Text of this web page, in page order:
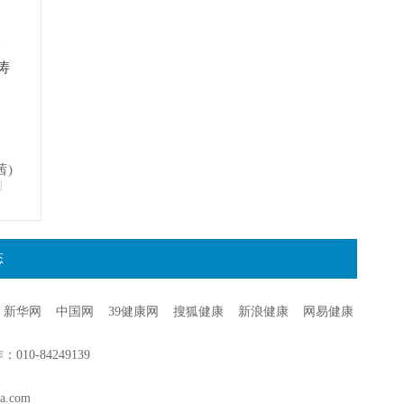
)
新华网 中国网 39健康网 搜狐健康 新浪健康
网易健康
010-84249139